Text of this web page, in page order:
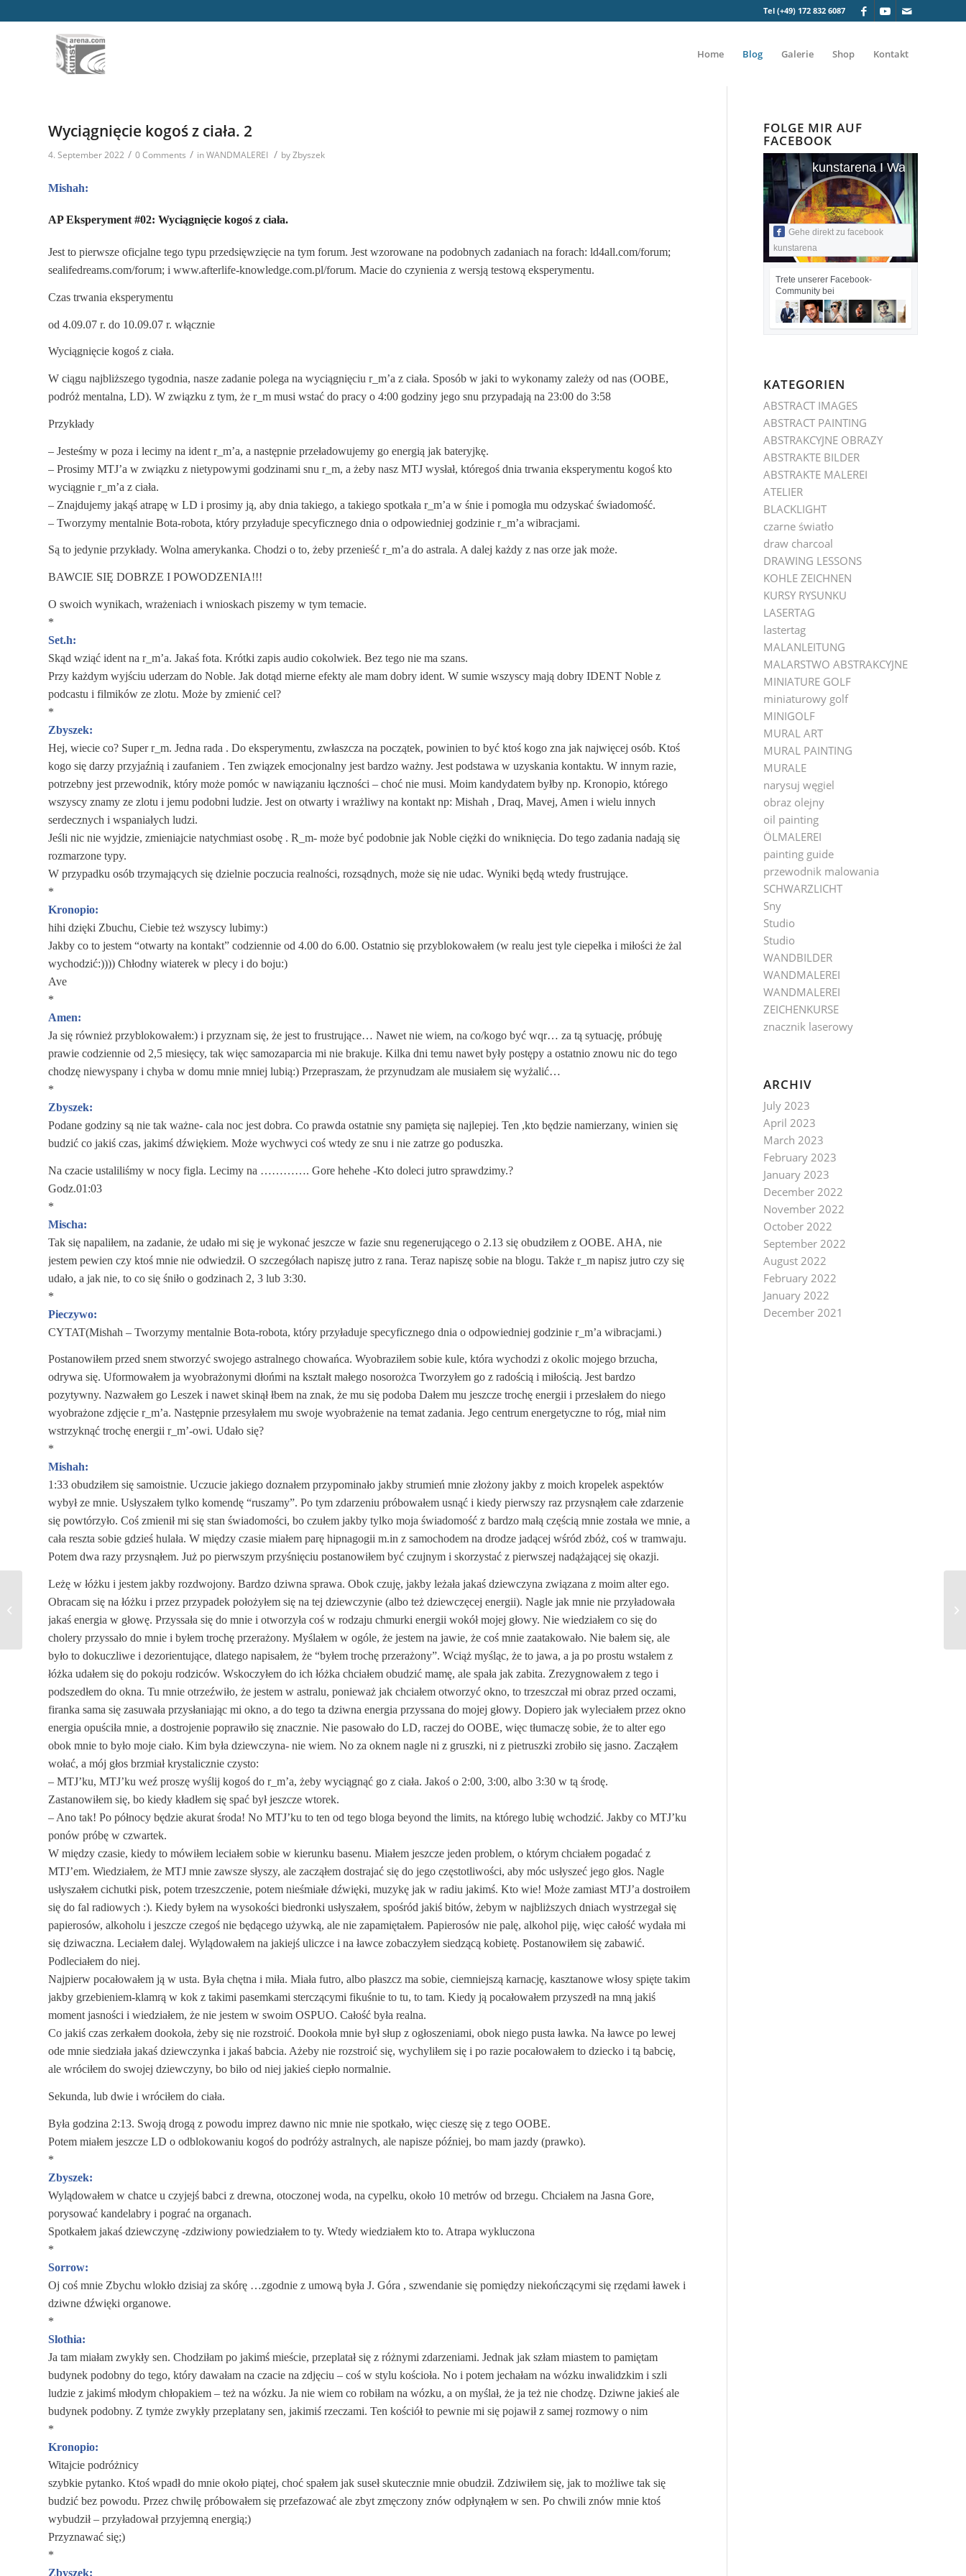
Tel (+49) 172 832 6087
Home Blog Galerie Shop Kontakt
Wyciągnięcie kogoś z ciała. 2
4. September 2022 / 0 Comments / inWANDMALEREI / byZbyszek
Mishah:
AP Eksperyment #02: Wyciągnięcie kogoś z ciała.
Jest to pierwsze oficjalne tego typu przedsięwzięcie na tym forum. Jest wzorowane na podobnych zadaniach na forach: ld4all.com/forum;
sealifedreams.com/forum; i www.afterlife-knowledge.com.pl/forum. Macie do czynienia z wersją testową eksperymentu.
Czas trwania eksperymentu
od 4.09.07 r. do 10.09.07 r. włącznie
Wyciągnięcie kogoś z ciała.
W ciągu najbliższego tygodnia, nasze zadanie polega na wyciągnięciu r_m’a z ciała. Sposób w jaki to wykonamy zależy od nas (OOBE,
podróż mentalna, LD). W związku z tym, że r_m musi wstać do pracy o 4:00 godziny jego snu przypadają na 23:00 do 3:58
Przykłady
– Jesteśmy w poza i lecimy na ident r_m’a, a następnie przeładowujemy go energią jak bateryjkę.
– Prosimy MTJ’a w związku z nietypowymi godzinami snu r_m, a żeby nasz MTJ wysłał, któregoś dnia trwania eksperymentu kogoś kto
wyciągnie r_m’a z ciała.
– Znajdujemy jakąś atrapę w LD i prosimy ją, aby dnia takiego, a takiego spotkała r_m’a w śnie i pomogła mu odzyskać świadomość.
– Tworzymy mentalnie Bota-robota, który przyładuje specyficznego dnia o odpowiedniej godzinie r_m’a wibracjami.
Są to jedynie przykłady. Wolna amerykanka. Chodzi o to, żeby przenieść r_m’a do astrala. A dalej każdy z nas orze jak może.
BAWCIE SIĘ DOBRZE I POWODZENIA!!!
O swoich wynikach, wrażeniach i wnioskach piszemy w tym temacie.
*
Set.h:
Skąd wziąć ident na r_m’a. Jakaś fota. Krótki zapis audio cokolwiek. Bez tego nie ma szans.
Przy każdym wyjściu uderzam do Noble. Jak dotąd mierne efekty ale mam dobry ident. W sumie wszyscy mają dobry IDENT Noble z
podcastu i filmików ze zlotu. Może by zmienić cel?
*
Zbyszek:
Hej, wiecie co? Super r_m. Jedna rada . Do eksperymentu, zwłaszcza na początek, powinien to być ktoś kogo zna jak najwięcej osób. Ktoś
kogo się darzy przyjaźnią i zaufaniem . Ten związek emocjonalny jest bardzo ważny. Jest podstawa w uzyskania kontaktu. W innym razie,
potrzebny jest przewodnik, który może pomóc w nawiązaniu łączności – choć nie musi. Moim kandydatem byłby np. Kronopio, którego
wszyscy znamy ze zlotu i jemu podobni ludzie. Jest on otwarty i wrażliwy na kontakt np: Mishah , Draq, Mavej, Amen i wielu innych
serdecznych i wspaniałych ludzi.
Jeśli nic nie wyjdzie, zmieniajcie natychmiast osobę . R_m- może być podobnie jak Noble ciężki do wniknięcia. Do tego zadania nadają się
rozmarzone typy.
W przypadku osób trzymających się dzielnie poczucia realności, rozsądnych, może się nie udac. Wyniki będą wtedy frustrujące.
*
Kronopio:
hihi dzięki Zbuchu, Ciebie też wszyscy lubimy:)
Jakby co to jestem “otwarty na kontakt” codziennie od 4.00 do 6.00. Ostatnio się przyblokowałem (w realu jest tyle ciepełka i miłości że żal
wychodzić:)))) Chłodny wiaterek w plecy i do boju:)
Ave
*
Amen:
Ja się również przyblokowałem:) i przyznam się, że jest to frustrujące… Nawet nie wiem, na co/kogo być wqr… za tą sytuację, próbuję
prawie codziennie od 2,5 miesięcy, tak więc samozaparcia mi nie brakuje. Kilka dni temu nawet były postępy a ostatnio znowu nic do tego
chodzę niewyspany i chyba w domu mnie mniej lubią:) Przepraszam, że przynudzam ale musiałem się wyżalić…
*
Zbyszek:
Podane godziny są nie tak ważne- cala noc jest dobra. Co prawda ostatnie sny pamięta się najlepiej. Ten ,kto będzie namierzany, winien się
budzić co jakiś czas, jakimś dźwiękiem. Może wychwyci coś wtedy ze snu i nie zatrze go poduszka.
Na czacie ustaliliśmy w nocy figla. Lecimy na …………. Gore hehehe -Kto doleci jutro sprawdzimy.?
Godz.01:03
*
Mischa:
Tak się napaliłem, na zadanie, że udało mi się je wykonać jeszcze w fazie snu regenerującego o 2.13 się obudziłem z OOBE. AHA, nie
jestem pewien czy ktoś mnie nie odwiedził. O szczegółach napiszę jutro z rana. Teraz napiszę sobie na blogu. Także r_m napisz jutro czy się
udało, a jak nie, to co się śniło o godzinach 2, 3 lub 3:30.
*
Pieczywo:
CYTAT(Mishah – Tworzymy mentalnie Bota-robota, który przyładuje specyficznego dnia o odpowiedniej godzinie r_m’a wibracjami.)
Postanowiłem przed snem stworzyć swojego astralnego chowańca. Wyobraziłem sobie kule, która wychodzi z okolic mojego brzucha,
odrywa się. Uformowałem ja wyobrażonymi dłońmi na kształt małego nosorożca Tworzyłem go z radością i miłością. Jest bardzo
pozytywny. Nazwałem go Leszek i nawet skinął łbem na znak, że mu się podoba Dałem mu jeszcze trochę energii i przesłałem do niego
wyobrażone zdjęcie r_m’a. Następnie przesyłałem mu swoje wyobrażenie na temat zadania. Jego centrum energetyczne to róg, miał nim
wstrzyknąć trochę energii r_m’-owi. Udało się?
*
Mishah:
1:33 obudziłem się samoistnie. Uczucie jakiego doznałem przypominało jakby strumień mnie złożony jakby z moich kropelek aspektów
wybył ze mnie. Usłyszałem tylko komendę “ruszamy”. Po tym zdarzeniu próbowałem usnąć i kiedy pierwszy raz przysnąłem całe zdarzenie
się powtórzyło. Coś zmienił mi się stan świadomości, bo czułem jakby tylko moja świadomość z bardzo małą częścią mnie została we mnie, a
cała reszta sobie gdzieś hulała. W między czasie miałem parę hipnagogii m.in z samochodem na drodze jadącej wśród zbóż, coś w tramwaju.
Potem dwa razy przysnąłem. Już po pierwszym przyśnięciu postanowiłem być czujnym i skorzystać z pierwszej nadążającej się okazji.
Leżę w łóżku i jestem jakby rozdwojony. Bardzo dziwna sprawa. Obok czuję, jakby leżała jakaś dziewczyna związana z moim alter ego.
Obracam się na łóżku i przez przypadek położyłem się na tej dziewczynie (albo też dziewczęcej energii). Nagle jak mnie nie przyładowała
jakaś energia w głowę. Przyssała się do mnie i otworzyła coś w rodzaju chmurki energii wokół mojej głowy. Nie wiedziałem co się do
cholery przyssało do mnie i byłem trochę przerażony. Myślałem w ogóle, że jestem na jawie, że coś mnie zaatakowało. Nie bałem się, ale
było to dokuczliwe i dezorientujące, dlatego napisałem, że “byłem trochę przerażony”. Wciąż myśląc, że to jawa, a ja po prostu wstałem z
łóżka udałem się do pokoju rodziców. Wskoczyłem do ich łóżka chciałem obudzić mamę, ale spała jak zabita. Zrezygnowałem z tego i
podszedłem do okna. Tu mnie otrzeźwiło, że jestem w astralu, ponieważ jak chciałem otworzyć okno, to trzeszczał mi obraz przed oczami,
firanka sama się zasuwała przysłaniając mi okno, a do tego ta dziwna energia przyssana do mojej głowy. Dopiero jak wyleciałem przez okno
energia opuściła mnie, a dostrojenie poprawiło się znacznie. Nie pasowało do LD, raczej do OOBE, więc tłumaczę sobie, że to alter ego
obok mnie to było moje ciało. Kim była dziewczyna- nie wiem. No za oknem nagle ni z gruszki, ni z pietruszki zrobiło się jasno. Zacząłem
wołać, a mój głos brzmiał krystalicznie czysto:
– MTJ’ku, MTJ’ku weź proszę wyślij kogoś do r_m’a, żeby wyciągnąć go z ciała. Jakoś o 2:00, 3:00, albo 3:30 w tą środę.
Zastanowiłem się, bo kiedy kładłem się spać był jeszcze wtorek.
– Ano tak! Po północy będzie akurat środa! No MTJ’ku to ten od tego bloga beyond the limits, na którego lubię wchodzić. Jakby co MTJ’ku
ponów próbę w czwartek.
W między czasie, kiedy to mówiłem leciałem sobie w kierunku basenu. Miałem jeszcze jeden problem, o którym chciałem pogadać z
MTJ’em. Wiedziałem, że MTJ mnie zawsze słyszy, ale zacząłem dostrajać się do jego częstotliwości, aby móc usłyszeć jego głos. Nagle
usłyszałem cichutki pisk, potem trzeszczenie, potem nieśmiałe dźwięki, muzykę jak w radiu jakimś. Kto wie! Może zamiast MTJ’a dostroiłem
się do fal radiowych :). Kiedy byłem na wysokości biedronki usłyszałem, spośród jakiś bitów, żebym w najbliższych dniach wystrzegał się
papierosów, alkoholu i jeszcze czegoś nie będącego używką, ale nie zapamiętałem. Papierosów nie palę, alkohol piję, więc całość wydała mi
się dziwaczna. Leciałem dalej. Wylądowałem na jakiejś uliczce i na ławce zobaczyłem siedzącą kobietę. Postanowiłem się zabawić.
Podleciałem do niej.
Najpierw pocałowałem ją w usta. Była chętna i miła. Miała futro, albo płaszcz ma sobie, ciemniejszą karnację, kasztanowe włosy spięte takim
jakby grzebieniem-klamrą w kok z takimi pasemkami sterczącymi fikuśnie to tu, to tam. Kiedy ją pocałowałem przyszedł na mną jakiś
moment jasności i wiedziałem, że nie jestem w swoim OSPUO. Całość była realna.
Co jakiś czas zerkałem dookoła, żeby się nie rozstroić. Dookoła mnie był słup z ogłoszeniami, obok niego pusta ławka. Na ławce po lewej
ode mnie siedziała jakaś dziewczynka i jakaś babcia. Ażeby nie rozstroić się, wychyliłem się i po razie pocałowałem to dziecko i tą babcię,
ale wróciłem do swojej dziewczyny, bo biło od niej jakieś ciepło normalnie.
Sekunda, lub dwie i wróciłem do ciała.
Była godzina 2:13. Swoją drogą z powodu imprez dawno nic mnie nie spotkało, więc cieszę się z tego OOBE.
Potem miałem jeszcze LD o odblokowaniu kogoś do podróży astralnych, ale napisze później, bo mam jazdy (prawko).
*
Zbyszek:
Wylądowałem w chatce u czyjejś babci z drewna, otoczonej woda, na cypelku, około 10 metrów od brzegu. Chciałem na Jasna Gore,
porysować kandelabry i pograć na organach.
Spotkałem jakaś dziewczynę -zdziwiony powiedziałem to ty. Wtedy wiedziałem kto to. Atrapa wykluczona
*
Sorrow:
Oj coś mnie Zbychu wlokło dzisiaj za skórę …zgodnie z umową była J. Góra , szwendanie się pomiędzy niekończącymi się rzędami ławek i
dziwne dźwięki organowe.
*
Slothia:
Ja tam miałam zwykły sen. Chodziłam po jakimś mieście, przeplatał się z różnymi zdarzeniami. Jednak jak szłam miastem to pamiętam
budynek podobny do tego, który dawałam na czacie na zdjęciu – coś w stylu kościoła. No i potem jechałam na wózku inwalidzkim i szli
ludzie z jakimś młodym chłopakiem – też na wózku. Ja nie wiem co robiłam na wózku, a on myślał, że ja też nie chodzę. Dziwne jakieś ale
budynek podobny. Z tymże zwykły przeplatany sen, jakimiś rzeczami. Ten kościół to pewnie mi się pojawił z samej rozmowy o nim
*
Kronopio:
Witajcie podróżnicy
szybkie pytanko. Ktoś wpadł do mnie około piątej, choć spałem jak suseł skutecznie mnie obudził. Zdziwiłem się, jak to możliwe tak się
budzić bez powodu. Przez chwilę próbowałem się przefazować ale zbyt zmęczony znów odpłynąłem w sen. Po chwili znów mnie ktoś
wybudził – przyładował przyjemną energią;)
Przyznawać się;)
*
Zbyszek:
FOLGE MIR AUF
FACEBOOK
kunstarena I
Gehe direkt zu facebook
kunstarena
Trete unserer Facebook-
Community bei
KATEGORIEN
ABSTRACT IMAGES
ABSTRACT PAINTING
ABSTRAKCYJNE OBRAZY
ABSTRAKTE BILDER
ABSTRAKTE MALEREI
ATELIER
BLACKLIGHT
czarne światło
draw charcoal
DRAWING LESSONS
KOHLE ZEICHNEN
KURSY RYSUNKU
LASERTAG
lastertag
MALANLEITUNG
MALARSTWO ABSTRAKCYJNE
MINIATURE GOLF
miniaturowy golf
MINIGOLF
MURAL ART
MURAL PAINTING
MURALE
narysuj węgiel
obraz olejny
oil painting
ÖLMALEREI
painting guide
przewodnik malowania
SCHWARZLICHT
Sny
Studio
Studio
WANDBILDER
WANDMALEREI
WANDMALEREI
ZEICHENKURSE
znacznik laserowy
ARCHIV
July 2023
April 2023
March 2023
February 2023
January 2023
December 2022
November 2022
October 2022
September 2022
August 2022
February 2022
January 2022
December 2021
Wandmalerei